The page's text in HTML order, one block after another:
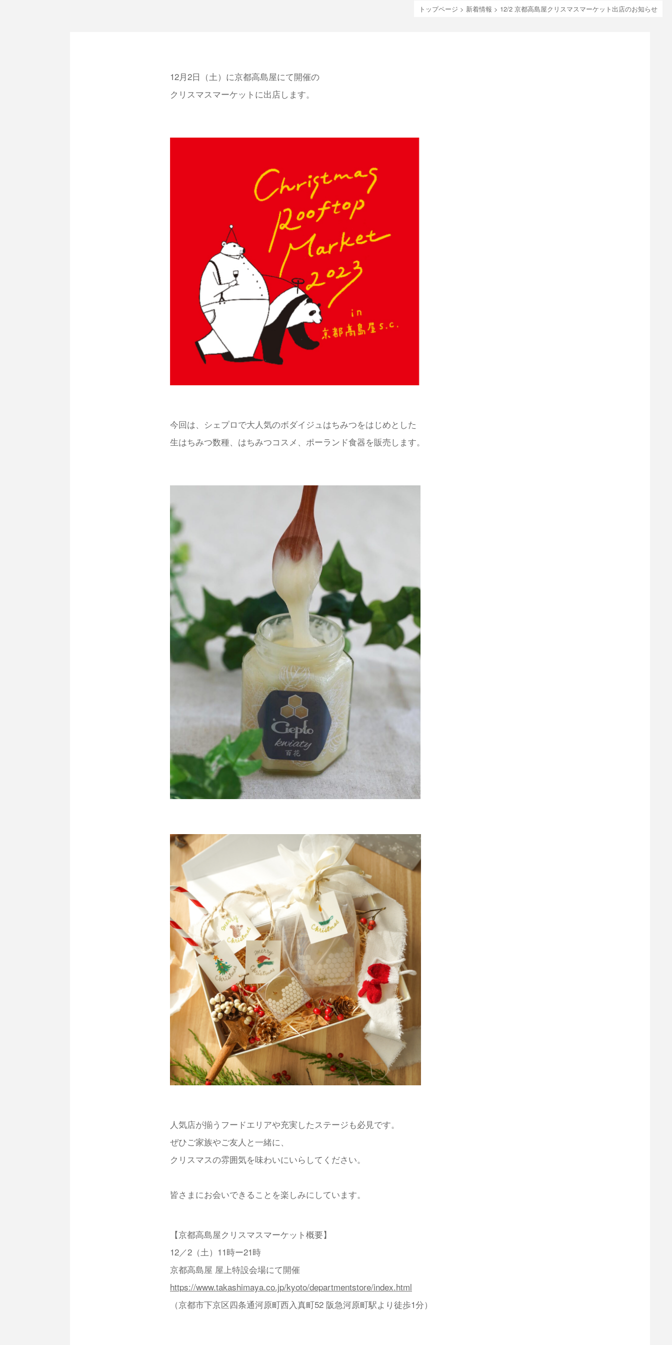
トップページ > 新着情報 > 12/2 京都高島屋クリスマスマーケット出店のお知らせ
12月2日（土）に京都高島屋にて開催の
クリスマスマーケットに出店します。
今回は、シェプロで大人気のボダイジュはちみつをはじめとした
生はちみつ数種、はちみつコスメ、ポーランド食器を販売します。
人気店が揃うフードエリアや充実したステージも必見です。
ぜひご家族やご友人と一緒に、
クリスマスの雰囲気を味わいにいらしてください。
⁡皆さまにお会いできることを楽しみにしています。
【京都高島屋クリスマスマーケット概要】
12／2（土）11時ー21時
京都高島屋 屋上特設会場にて開催
https://www.takashimaya.co.jp/kyoto/departmentstore/index.html
（京都市下京区四条通河原町西入真町52 阪急河原町駅より徒歩1分）